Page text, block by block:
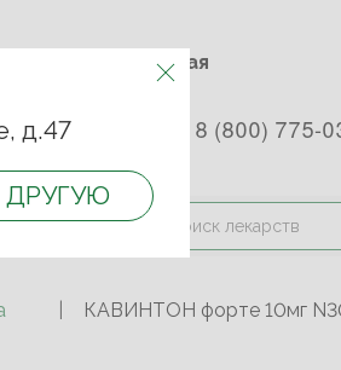
м.Спортивная
пр-т, д. 47
д.47
ДРУГУЮ
242-90-85 8 (800) 775-
Акции
КАВИНТОН форте 10мг